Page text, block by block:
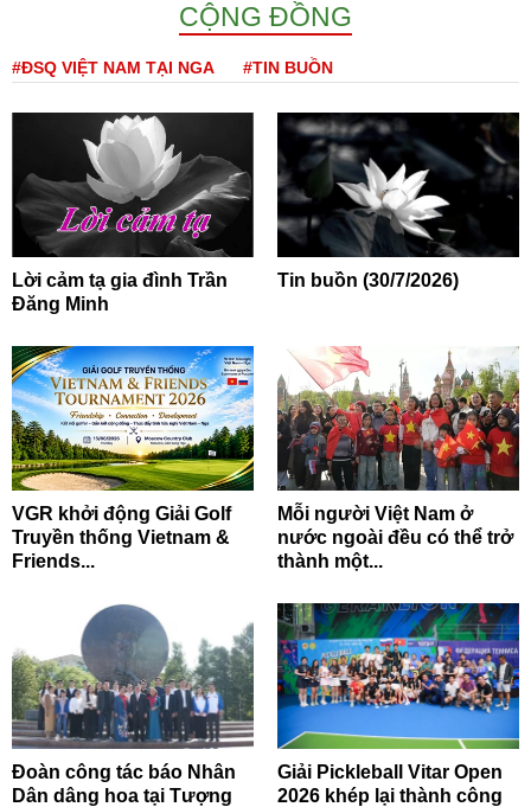
CỘNG ĐỒNG
#ĐSQ VIỆT NAM TẠI NGA #TIN BUỒN
Lời cảm tạ gia đình Trần
Đăng Minh
Tin buồn (30/7/2026)
VGR khởi động Giải Golf
Truyền thống Vietnam &
Friends...
Mỗi người Việt Nam ở
nước ngoài đều có thể trở
thành một...
Đoàn công tác báo Nhân
Dân dâng hoa tại Tượng
Giải Pickleball Vitar Open
2026 khép lại thành công